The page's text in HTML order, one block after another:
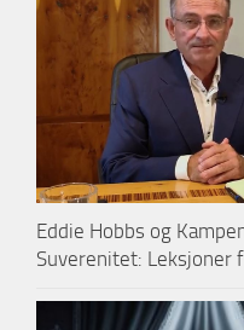
Eddie Hobbs og
Suverenitet: Leksjoner